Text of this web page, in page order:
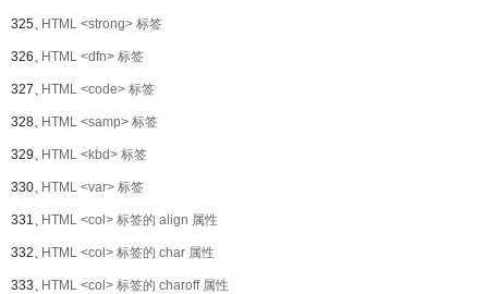
325、HTML <strong> 标签
326、HTML <dfn> 标签
327、HTML <code> 标签
328、HTML <samp> 标签
329、HTML <kbd> 标签
330、HTML <var> 标签
331、HTML <col> 标签的 align 属性
332、HTML <col> 标签的 char 属性
333、HTML <col> 标签的 charoff 属性